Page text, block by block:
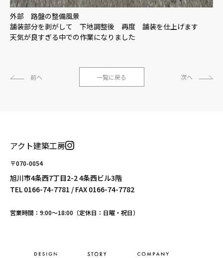
外部 路盤の整備風景
舗装部分を剥がして 下地調整後 再度 舗装を仕上げます
天気が良すぎる中での作業になりました
前へ 一覧に戻る 次へ
アクト建築工房
〒070-0054
旭川市4条西7丁目2-2 4条西ビル3階
TEL 0166-74-7781 / FAX 0166-74-7782
営業時間：9:00〜18:00（定休日：日曜・祝日）